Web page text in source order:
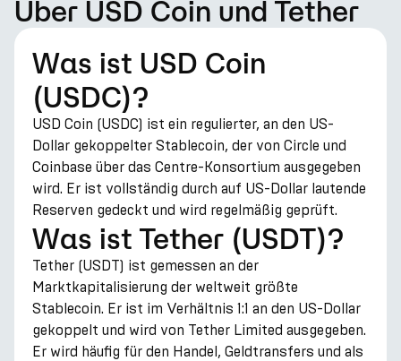
Über USD Coin und Tether
Was ist USD Coin
(USDC)?
USD Coin (USDC) ist ein regulierter, an den US-
Dollar gekoppelter Stablecoin, der von Circle und
Coinbase über das Centre-Konsortium ausgegeben
wird. Er ist vollständig durch auf US-Dollar lautende
Reserven gedeckt und wird regelmäßig geprüft.
Was ist Tether (USDT)?
Tether (USDT) ist gemessen an der
Marktkapitalisierung der weltweit größte
Stablecoin. Er ist im Verhältnis 1:1 an den US-Dollar
gekoppelt und wird von Tether Limited ausgegeben.
Er wird häufig für den Handel, Geldtransfers und als